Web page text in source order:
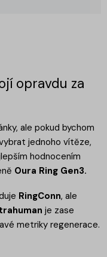
opravdu za
ale pokud bychom
jednoho vítěze,
hodnocením
Oura Ring Gen3.
RingConn, ale
je zase
metriky regenerace.